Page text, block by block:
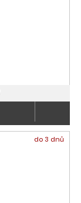
do 3 dnů